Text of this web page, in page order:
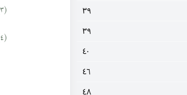
٣٩
٣٩
٤٠
٤٦
(٣) مفتاح الكرامة ٩ : ١٥٣ .
(٤) الكافي في الفقه : ٣٢٦ .